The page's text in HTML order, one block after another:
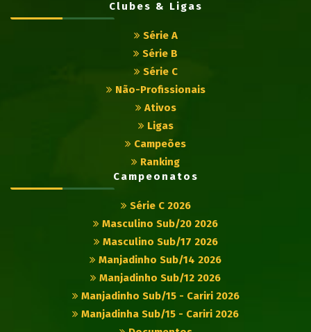
Clubes & Ligas
Série A
Série B
Série C
Não-Profissionais
Ativos
Ligas
Campeões
Ranking
Campeonatos
Série C 2026
Masculino Sub/20 2026
Masculino Sub/17 2026
Manjadinho Sub/14 2026
Manjadinho Sub/12 2026
Manjadinho Sub/15 - Cariri 2026
Manjadinha Sub/15 - Cariri 2026